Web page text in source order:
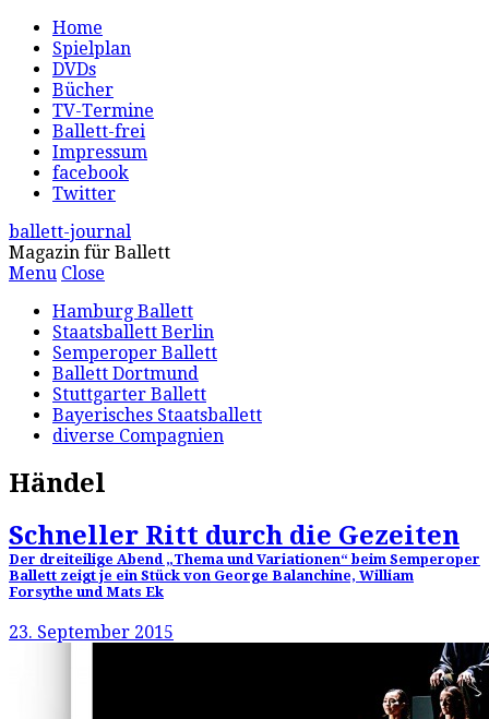
Home
Spielplan
DVDs
Bücher
TV-Termine
Ballett-frei
Impressum
facebook
Twitter
ballett-journal
Magazin für Ballett
Menu Close
Hamburg Ballett
Staatsballett Berlin
Semperoper Ballett
Ballett Dortmund
Stuttgarter Ballett
Bayerisches Staatsballett
diverse Compagnien
Händel
Schneller Ritt durch die Gezeiten
Der dreiteilige Abend „Thema und Variationen“ beim Semperoper
Ballett zeigt je ein Stück von George Balanchine, William
Forsythe und Mats Ek
23. September 2015